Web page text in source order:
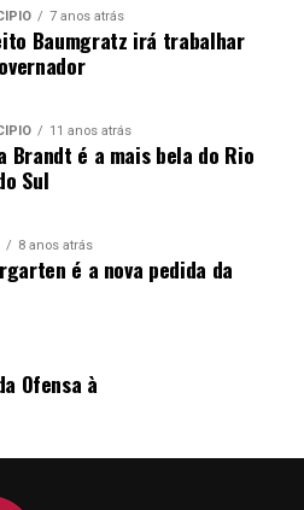
dias 29 e 30 de junho
de 2026, das 07h30min às
16h, no Departamento de
Municipal de Pareci Novo,
Teixeira, nº 70 – Centro.
dia29/06/2026
no período da manhã,
das 07h30min às 11h30min.
25 de junho de 2026.
Municipal
7 anos atrás
Baumgratz irá trabalhar
11 anos atrás
Brandt é a mais bela do Rio
Sul
8 anos atrás
é a nova pedida da
Ofensa à